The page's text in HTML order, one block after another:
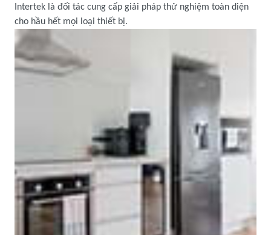
Intertek là đối tác cung cấp giải pháp thử nghiệm toàn diện
cho hầu hết mọi loại thiết bị.